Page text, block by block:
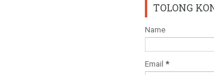
TOLONG
Name
Email *